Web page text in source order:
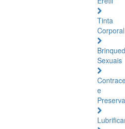
Tinta
Corporal
Sexuais
e